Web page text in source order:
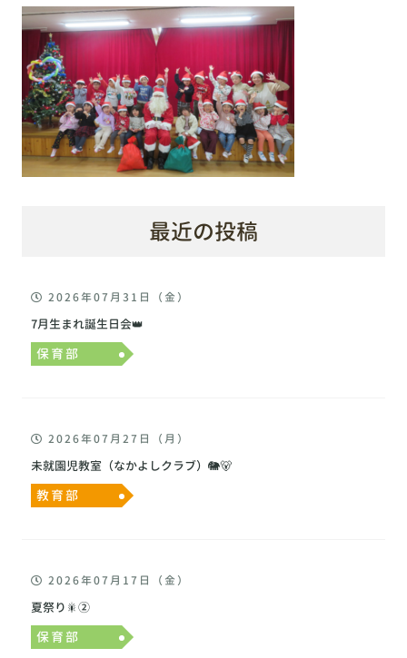
最近の投稿
2026年07月31日（金）
7月生まれ誕生日会👑
保育部
2026年07月27日（月）
未就園児教室（なかよしクラブ）🐘🐻
教育部
2026年07月17日（金）
夏祭り🎇②
保育部